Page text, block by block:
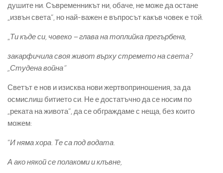
душите ни. Съвременникът ни, обаче, не може да остане
„извън света“, но най-важен е въпросът какъв човек е той.
„Ти къде си, човеко – глава на топлийка прегърбена,
закарфичила своя живот върху стремето на света?
„Студена война“
Светът е нов и изисква нови жертвоприношения, за да
осмислиш битието си. Не е достатъчно да се носим по
„реката на живота“, да се обграждаме с неща, без които
можем:
“И няма хора. Те са под водата.
А ако някой се полакоми и клъвне,